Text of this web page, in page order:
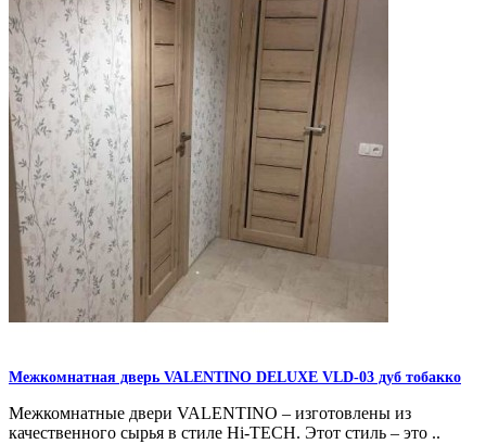
Межкомнатная дверь VALENTINO DELUXE VLD-03 дуб тобакко
Межкомнатные двери VALENTINO – изготовлены из
качественного сырья в стиле Hi-TECH. Этот стиль – это ..